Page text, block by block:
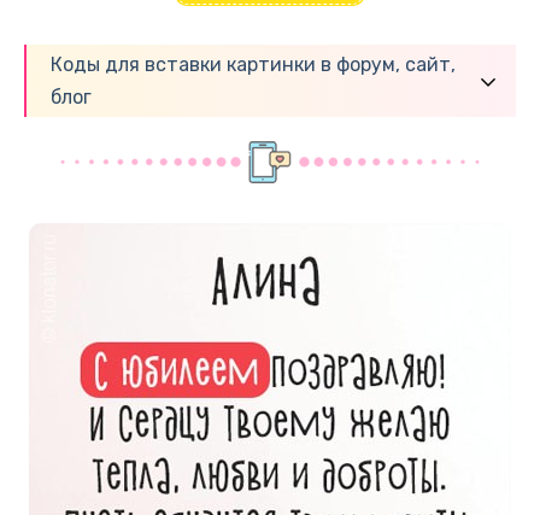
Коды для вставки картинки в форум, сайт,
блог